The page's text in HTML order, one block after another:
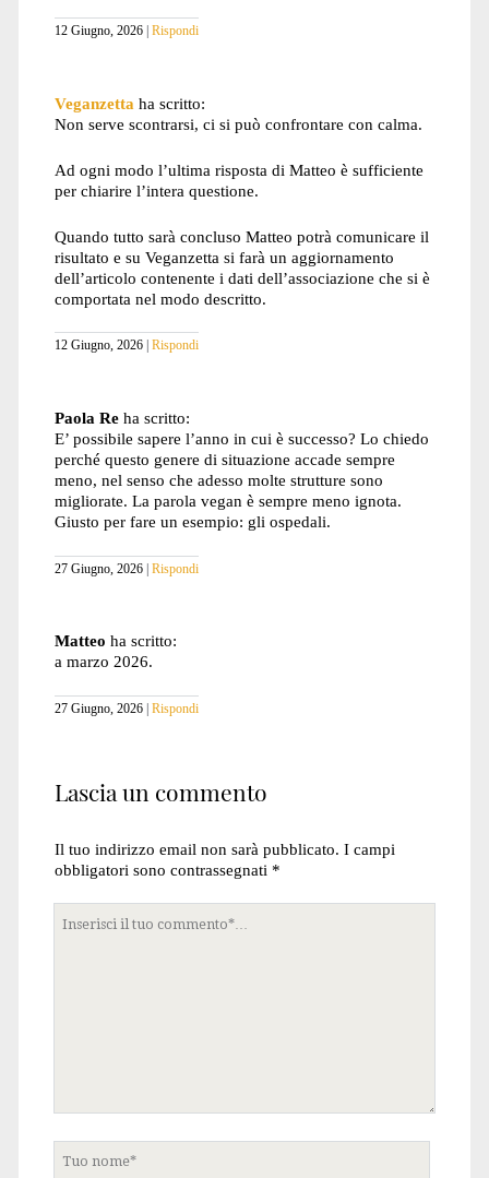
12 Giugno, 2026 Rispondi
Veganzetta ha scritto:
Non serve scontrarsi, ci si può confrontare con calma.
Ad ogni modo l’ultima risposta di Matteo è sufficiente
per chiarire l’intera questione.
Quando tutto sarà concluso Matteo potrà comunicare il
risultato e su Veganzetta si farà un aggiornamento
dell’articolo contenente i dati dell’associazione che si è
comportata nel modo descritto.
12 Giugno, 2026 Rispondi
Paola Re ha scritto:
E’ possibile sapere l’anno in cui è successo? Lo chiedo
perché questo genere di situazione accade sempre
meno, nel senso che adesso molte strutture sono
migliorate. La parola vegan è sempre meno ignota.
Giusto per fare un esempio: gli ospedali.
27 Giugno, 2026 Rispondi
Matteo ha scritto:
a marzo 2026.
27 Giugno, 2026 Rispondi
Lascia un commento
Il tuo indirizzo email non sarà pubblicato. I campi
obbligatori sono contrassegnati *
commento
nome